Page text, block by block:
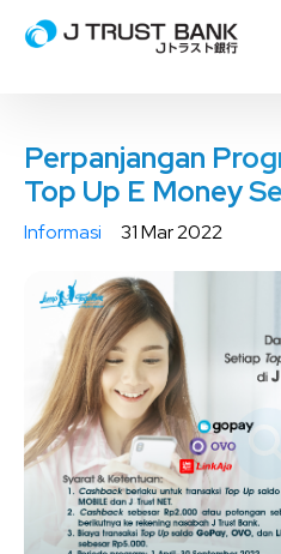
Perpanjangan
Top Up E Money
Informasi 31 Mar 2022